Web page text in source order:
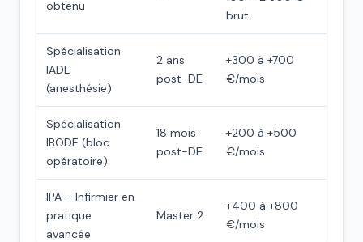
obtenu
brut
Spécialisation
IADE
(anesthésie)
2 ans
post-DE
+300 à +700
€/mois
Spécialisation
IBODE (bloc
opératoire)
18 mois
post-DE
+200 à +500
€/mois
IPA – Infirmier en
pratique
avancée
Master 2
+400 à +800
€/mois